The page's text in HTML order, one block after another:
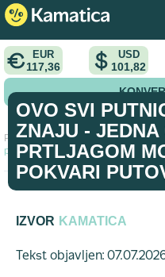
EUR
117,36
USD
101,82
Početna > vest >
Ovo svi
prtljagom može da vam pokvari
OVO SVI
ZNAJU - JEDNA
PRTLJAGOM
POKVARI
IZVOR KAMATICA
Tekst objavljen: